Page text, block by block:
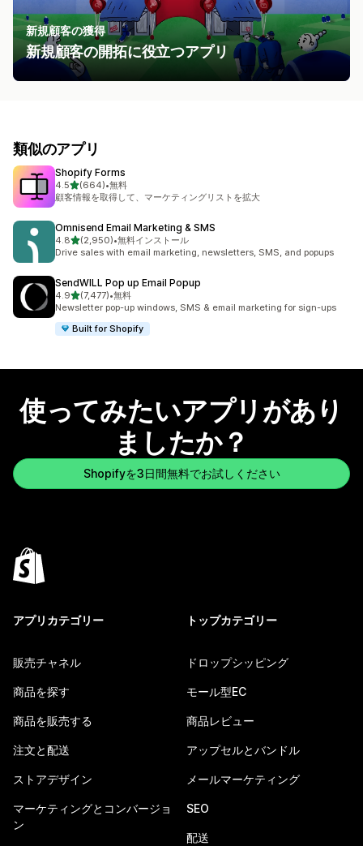
新規顧客の獲得
新規顧客の開拓に役立つアプリ
類似のアプリ
Shopify Forms
4.55つ星中
(664)
合計レビュー数：664件
•無料
顧客情報を取得して、マーケティングリストを拡大
Omnisend Email Marketing & SMS
4.85つ星中
(2,950)
合計レビュー数：2950件
•無料インストール
Drive sales with email marketing, newsletters, SMS, and popups
SendWILL Pop up Email Popup
4.95つ星中
(7,477)
合計レビュー数：7477件
•無料
Newsletter pop-up windows, SMS & email marketing for sign-ups
Built for Shopify
使ってみたいアプリがあり
ましたか？
Shopifyを3日間無料でお試しください
アプリカテゴリー
販売チャネル
商品を探す
商品を販売する
注文と配送
ストアデザイン
マーケティングとコンバージョ
ン
トップカテゴリー
ドロップシッピング
モール型EC
商品レビュー
アップセルとバンドル
メールマーケティング
SEO
配送